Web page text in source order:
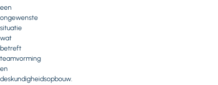
een
ongewenste
situatie
wat
betreft
teamvorming
en
deskundigheidsopbouw.